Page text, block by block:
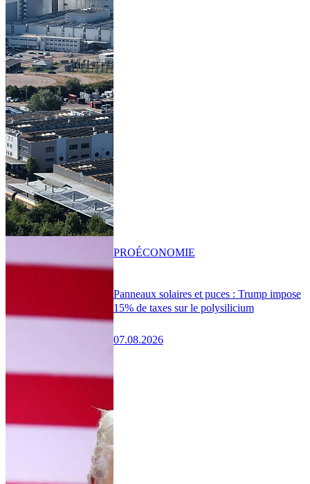
Panneaux solaires et puces : Trump impose
15% de taxes sur le polysilicium
07.08.2026
PROÉCONOMIE